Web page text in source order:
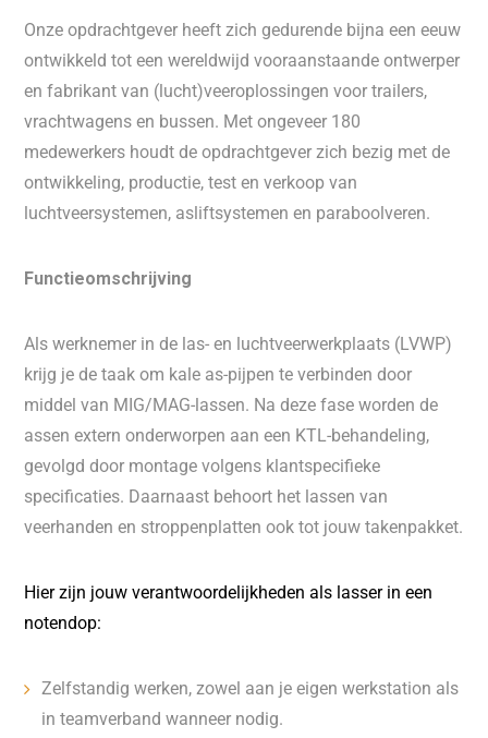
Onze opdrachtgever heeft zich gedurende bijna een eeuw
ontwikkeld tot een wereldwijd vooraanstaande ontwerper
en fabrikant van (lucht)veeroplossingen voor trailers,
vrachtwagens en bussen. Met ongeveer 180
medewerkers houdt de opdrachtgever zich bezig met de
ontwikkeling, productie, test en verkoop van
luchtveersystemen, asliftsystemen en paraboolveren.
Functieomschrijving
Als werknemer in de las- en luchtveerwerkplaats (LVWP)
krijg je de taak om kale as-pijpen te verbinden door
middel van MIG/MAG-lassen. Na deze fase worden de
assen extern onderworpen aan een KTL-behandeling,
gevolgd door montage volgens klantspecifieke
specificaties. Daarnaast behoort het lassen van
veerhanden en stroppenplatten ook tot jouw takenpakket.
Hier zijn jouw verantwoordelijkheden als lasser in een
notendop:
Zelfstandig werken, zowel aan je eigen werkstation als
in teamverband wanneer nodig.